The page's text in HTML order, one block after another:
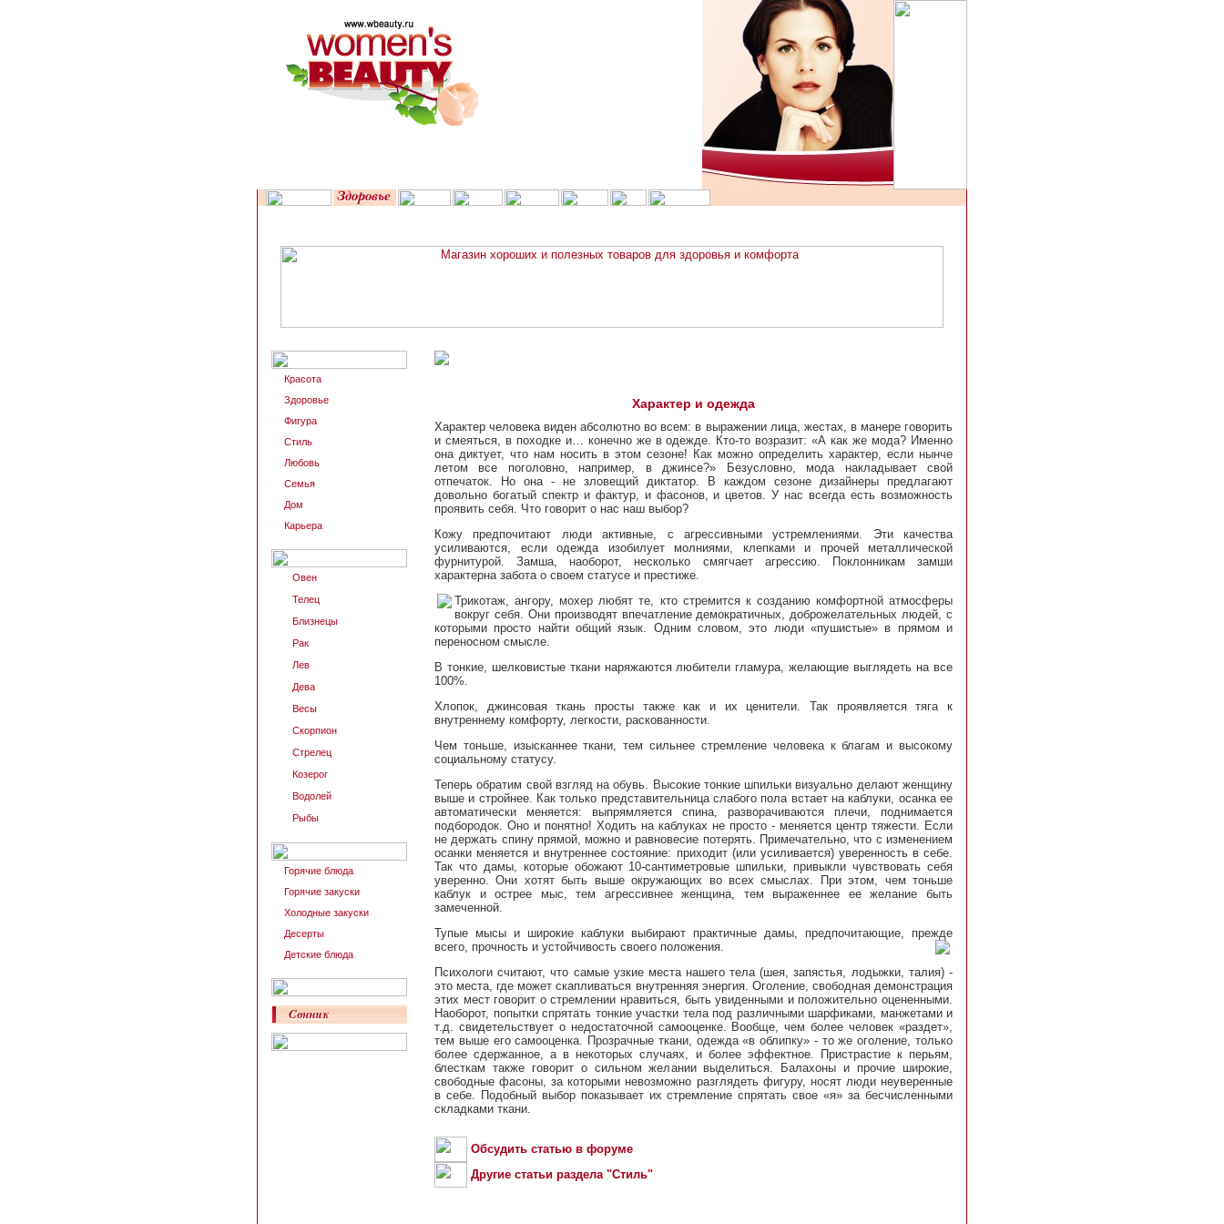
Красота
Здоровье
Фигура
Стиль
Любовь
Семья
Дом
Карьера
Овен
Телец
Близнецы
Рак
Лев
Дева
Весы
Скорпион
Стрелец
Козерог
Водолей
Рыбы
Горячие блюда
Горячие закуски
Холодные закуски
Десерты
Детские блюда
Характер и одежда
Характер человека виден абсолютно во всем: в выражении лица, жестах, в манере говорить
и смеяться, в походке и… конечно же в одежде. Кто-то возразит: «А как же мода? Именно
она диктует, что нам носить в этом сезоне! Как можно определить характер, если нынче
летом все поголовно, например, в джинсе?» Безусловно, мода накладывает свой
отпечаток. Но она - не зловещий диктатор. В каждом сезоне дизайнеры предлагают
довольно богатый спектр и фактур, и фасонов, и цветов. У нас всегда есть возможность
проявить себя. Что говорит о нас наш выбор?
Кожу предпочитают люди активные, с агрессивными устремлениями. Эти качества
усиливаются, если одежда изобилует молниями, клепками и прочей металлической
фурнитурой. Замша, наоборот, несколько смягчает агрессию. Поклонникам замши
характерна забота о своем статусе и престиже.
Трикотаж, ангору, мохер любят те, кто стремится к созданию комфортной атмосферы
вокруг себя. Они производят впечатление демократичных, доброжелательных людей, с
которыми просто найти общий язык. Одним словом, это люди «пушистые» в прямом и
переносном смысле.
В тонкие, шелковистые ткани наряжаются любители гламура, желающие выглядеть на все
100%.
Хлопок, джинсовая ткань просты также как и их ценители. Так проявляется тяга к
внутреннему комфорту, легкости, раскованности.
Чем тоньше, изысканнее ткани, тем сильнее стремление человека к благам и высокому
социальному статусу.
Теперь обратим свой взгляд на обувь. Высокие тонкие шпильки визуально делают женщину
выше и стройнее. Как только представительница слабого пола встает на каблуки, осанка ее
автоматически меняется: выпрямляется спина, разворачиваются плечи, поднимается
подбородок. Оно и понятно! Ходить на каблуках не просто - меняется центр тяжести. Если
не держать спину прямой, можно и равновесие потерять. Примечательно, что с изменением
осанки меняется и внутреннее состояние: приходит (или усиливается) уверенность в себе.
Так что дамы, которые обожают 10-сантиметровые шпильки, привыкли чувствовать себя
уверенно. Они хотят быть выше окружающих во всех смыслах. При этом, чем тоньше
каблук и острее мыс, тем агрессивнее женщина, тем выраженнее ее желание быть
замеченной.
Тупые мысы и широкие каблуки выбирают практичные дамы, предпочитающие, прежде
всего, прочность и устойчивость своего положения.
Психологи считают, что самые узкие места нашего тела (шея, запястья, лодыжки, талия) -
это места, где может скапливаться внутренняя энергия. Оголение, свободная демонстрация
этих мест говорит о стремлении нравиться, быть увиденными и положительно оцененными.
Наоборот, попытки спрятать тонкие участки тела под различными шарфиками, манжетами и
т.д. свидетельствует о недостаточной самооценке. Вообще, чем более человек «раздет»,
тем выше его самооценка. Прозрачные ткани, одежда «в облипку» - то же оголение, только
более сдержанное, а в некоторых случаях, и более эффектное. Пристрастие к перьям,
блесткам также говорит о сильном желании выделиться. Балахоны и прочие широкие,
свободные фасоны, за которыми невозможно разглядеть фигуру, носят люди неуверенные
в себе. Подобный выбор показывает их стремление спрятать свое «я» за бесчисленными
складками ткани.
Обсудить статью в форуме
Другие статьи раздела "Стиль"